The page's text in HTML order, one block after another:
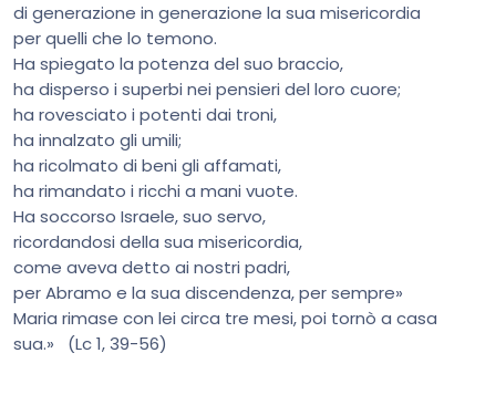
di generazione in generazione la sua misericordia
per quelli che lo temono.
Ha spiegato la potenza del suo braccio,
ha disperso i superbi nei pensieri del loro cuore;
ha rovesciato i potenti dai troni,
ha innalzato gli umili;
ha ricolmato di beni gli affamati,
ha rimandato i ricchi a mani vuote.
Ha soccorso Israele, suo servo,
ricordandosi della sua misericordia,
come aveva detto ai nostri padri,
per Abramo e la sua discendenza, per sempre»
Maria rimase con lei circa tre mesi, poi tornò a casa
sua.» (Lc 1, 39-56)